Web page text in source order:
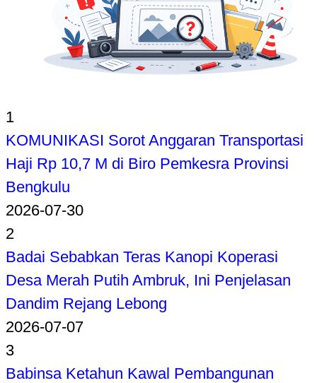
1
KOMUNIKASI Sorot Anggaran Transportasi
Haji Rp 10,7 M di Biro Pemkesra Provinsi
Bengkulu
2026-07-30
2
Badai Sebabkan Teras Kanopi Koperasi
Desa Merah Putih Ambruk, Ini Penjelasan
Dandim Rejang Lebong
2026-07-07
3
Babinsa Ketahun Kawal Pembangunan